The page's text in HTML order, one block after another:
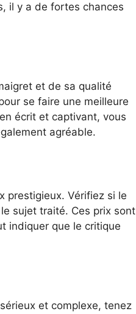
il y a de fortes chances
et de sa qualité
se faire une meilleure
écrit et captivant, vous
agréable.
prestigieux. Vérifiez si le
sujet traité. Ces prix sont
indiquer que le critique
et complexe, tenez